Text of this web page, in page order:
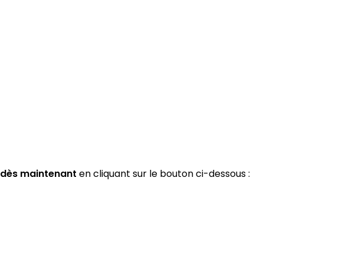
dès maintenant en cliquant sur le bouton ci-dessous :